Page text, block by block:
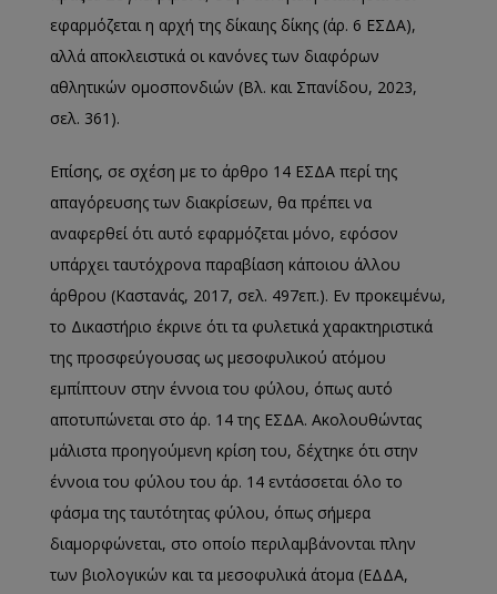
εφαρμόζεται η αρχή της δίκαιης δίκης (άρ. 6 ΕΣΔΑ),
αλλά αποκλειστικά οι κανόνες των διαφόρων
αθλητικών ομοσπονδιών (Βλ. και Σπανίδου, 2023,
σελ. 361).
Επίσης, σε σχέση με το άρθρο 14 ΕΣΔΑ περί της
απαγόρευσης των διακρίσεων, θα πρέπει να
αναφερθεί ότι αυτό εφαρμόζεται μόνο, εφόσον
υπάρχει ταυτόχρονα παραβίαση κάποιου άλλου
άρθρου (Καστανάς, 2017, σελ. 497επ.). Εν προκειμένω,
το Δικαστήριο έκρινε ότι τα φυλετικά χαρακτηριστικά
της προσφεύγουσας ως μεσοφυλικoύ ατόμου
εμπίπτουν στην έννοια του φύλου, όπως αυτό
αποτυπώνεται στο άρ. 14 της ΕΣΔΑ. Ακολουθώντας
μάλιστα προηγούμενη κρίση του, δέχτηκε ότι στην
έννοια του φύλου του άρ. 14 εντάσσεται όλο το
φάσμα της ταυτότητας φύλου, όπως σήμερα
διαμορφώνεται, στο οποίο περιλαμβάνονται πλην
των βιολογικών και τα μεσοφυλικά άτομα (ΕΔΔΑ,